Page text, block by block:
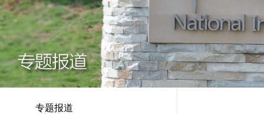
专题报道